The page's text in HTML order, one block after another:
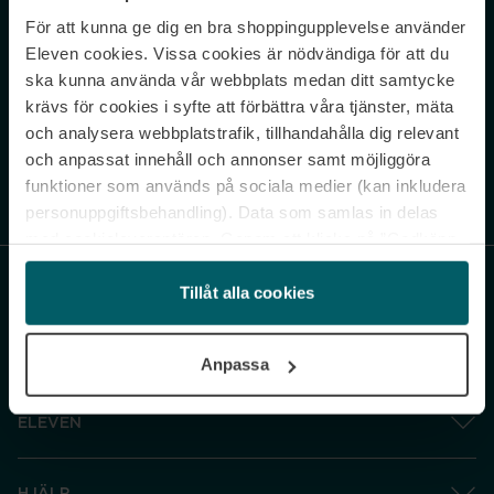
För att kunna ge dig en bra shoppingupplevelse använder
Eleven cookies. Vissa cookies är nödvändiga för att du
ska kunna använda vår webbplats medan ditt samtycke
krävs för cookies i syfte att förbättra våra tjänster, mäta
och analysera webbplatstrafik, tillhandahålla dig relevant
och anpassat innehåll och annonser samt möjliggöra
funktioner som används på sociala medier (kan inkludera
personuppgiftsbehandling). Data som samlas in delas
och gå vidare” accepterar du samtliga cookies medan du
under ”Inställningar” kan anpassa användningen av
cookies. Du kan återkalla ditt samtycke när som helst.
Tillåt alla cookies
Anpassa
Never miss a beat.
Sign up to our newsletter.
Genom att prenumerera accepterar du vår Integritetspolicy. Avprenumerera
ELEVEN